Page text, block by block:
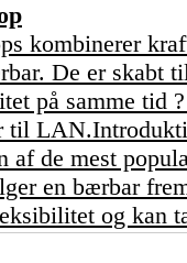
kombinerer
De er skabt
på samme tid
til
af de mest
en bærbar
og kan